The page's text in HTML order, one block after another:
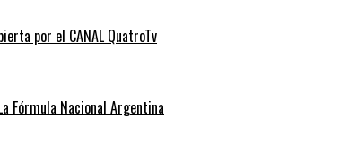
por el CANAL QuatroTv
Fórmula Nacional Argentina